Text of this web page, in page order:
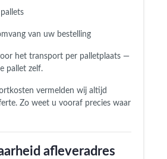
van uw bestelling
het transport per palletplaats —
pallet zelf.
vermelden wij altijd
Zo weet u vooraf precies waar
afleveradres